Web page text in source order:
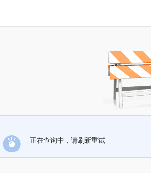
正在查询中，请刷新重试